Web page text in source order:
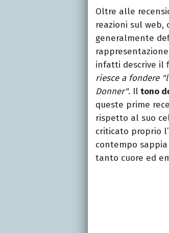
Oltre alle
reazioni sul web,
generalmente
infatti descrive il
riesce a fondere
Donner". Il tono
queste prime
rispetto al suo
criticato proprio
contempo sappia
tanto cuore ed